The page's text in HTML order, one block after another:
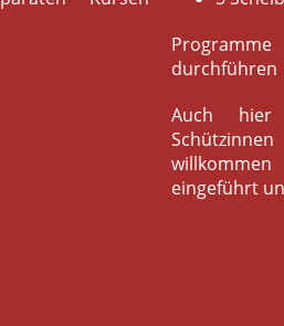
durchführen
Auch
eingeführt